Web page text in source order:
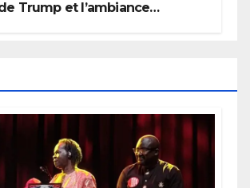
Trump et l’ambiance